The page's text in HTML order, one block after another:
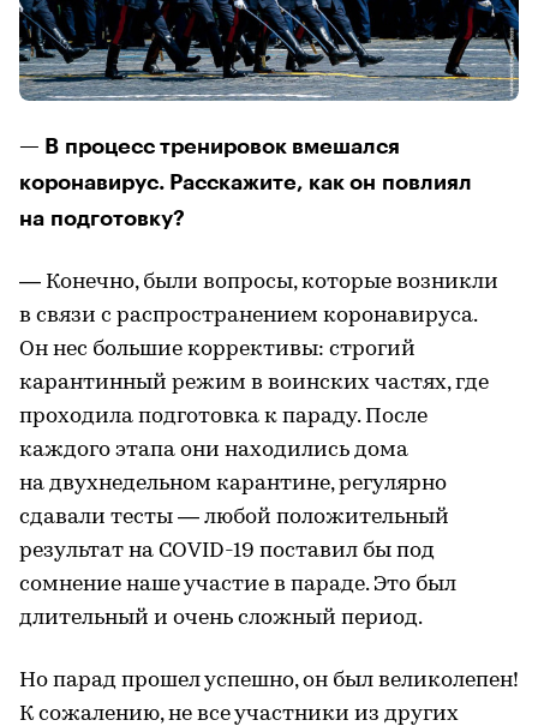
— В процесс тренировок вмешался
коронавирус. Расскажите, как он повлиял
на подготовку?
— Конечно, были вопросы, которые возникли
в связи с распространением коронавируса.
Он нес большие коррективы: строгий
карантинный режим в воинских частях, где
проходила подготовка к параду. После
каждого этапа они находились дома
на двухнедельном карантине, регулярно
сдавали тесты — любой положительный
результат на COVID-19 поставил бы под
сомнение наше участие в параде. Это был
длительный и очень сложный период.
Но парад прошел успешно, он был великолепен!
К сожалению, не все участники из других